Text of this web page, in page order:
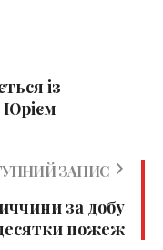
із
ЗАПИС
за добу
пожеж